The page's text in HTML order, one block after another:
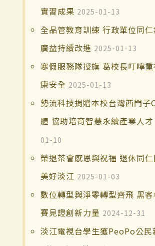
實習成果 2025-01-13
全品管教育訓練 行政單位同仁
廣益持續改進 2025-01-13
寒假服務隊授旗 葛校長叮嚀重
康安全 2025-01-13
勢流科技捐贈本校台灣西門子
體 協助培育智慧永續產業人才
01-10
榮退茶會感恩與祝福 退休同
美好淡江 2025-01-03
數位轉型與淨零轉型齊飛 黑客
賽見證創新力量 2024-12-31
淡江電視台學生獲PeoPo公民